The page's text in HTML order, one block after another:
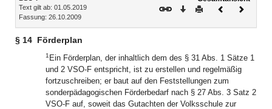
Text gilt ab: 01.05.2019
Fassung: 26.10.2009
Download
DruckenVorheriges
§ 14 Förderplan
1 Ein Förderplan, der inhaltlich dem des § 31 Abs. 1 Sätze 1
und 2 VSO-F entspricht, ist zu erstellen und regelmäßig
fortzuschreiben; er baut auf den Feststellungen zum
sonderpädagogischen Förderbedarf nach § 27 Abs. 3 Satz 2
VSO-F auf, soweit das Gutachten der Volksschule zur